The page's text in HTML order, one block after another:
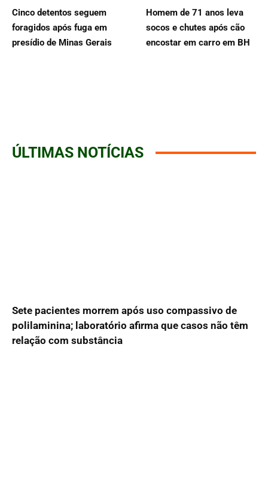
Cinco detentos seguem
foragidos após fuga em
presídio de Minas Gerais
Homem de 71 anos leva
socos e chutes após cão
encostar em carro em BH
ÚLTIMAS NOTÍCIAS
Sete pacientes morrem após uso compassivo de
polilaminina; laboratório afirma que casos não têm
relação com substância